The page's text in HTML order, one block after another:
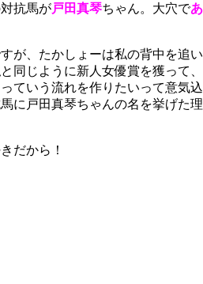
抗馬が戸田真琴ちゃん。大穴であ
が、たかしょーは私の背中を追い
同じように新人女優賞を獲って、
ていう流れを作りたいって意気込
に戸田真琴ちゃんの名を挙げた理
だから！